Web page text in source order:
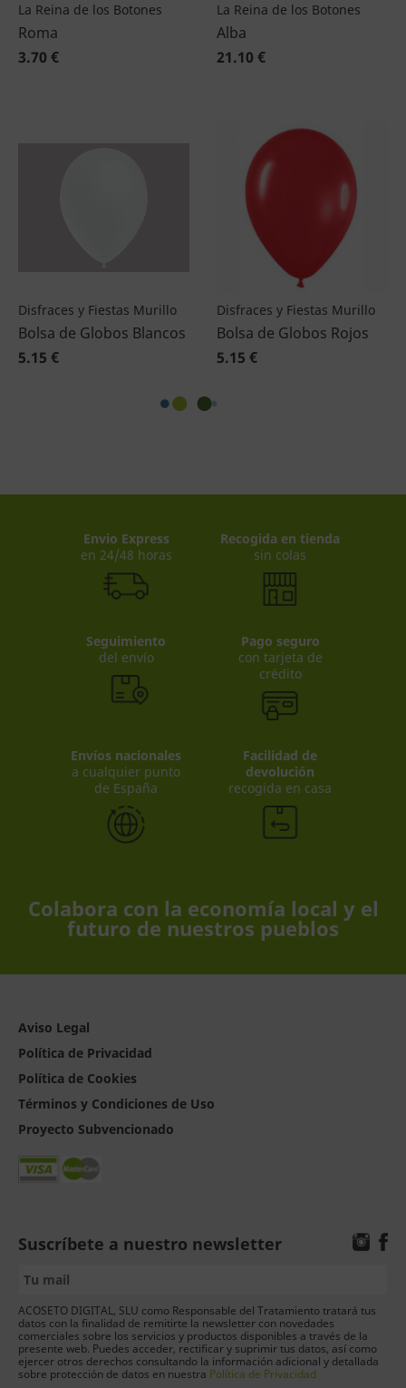
La Reina de los Botones
Roma
3.70 €
La Reina de los Botones
Alba
21.10 €
Disfraces y Fiestas Murillo
Bolsa de Globos Blancos
5.15 €
Disfraces y Fiestas Murillo
Bolsa de Globos Rojos
5.15 €
Envio Express
en 24/48 horas
Recogida en tienda
sin colas
Seguimiento
del envío
Pago seguro
con tarjeta de
crédito
Envíos nacionales
a cualquier punto
de España
Facilidad de
devolución
recogida en casa
Colabora con la economía local y el
futuro de nuestros pueblos
Aviso Legal
Política de Privacidad
Política de Cookies
Términos y Condiciones de Uso
Proyecto Subvencionado
Suscríbete a nuestro newsletter
ACOSETO DIGITAL, SLU como Responsable del Tratamiento tratará tus
datos con la finalidad de remitirte la newsletter con novedades
comerciales sobre los servicios y productos disponibles a través de la
presente web. Puedes acceder, rectificar y suprimir tus datos, así como
ejercer otros derechos consultando la información adicional y detallada
sobre protección de datos en nuestra Política de Privacidad